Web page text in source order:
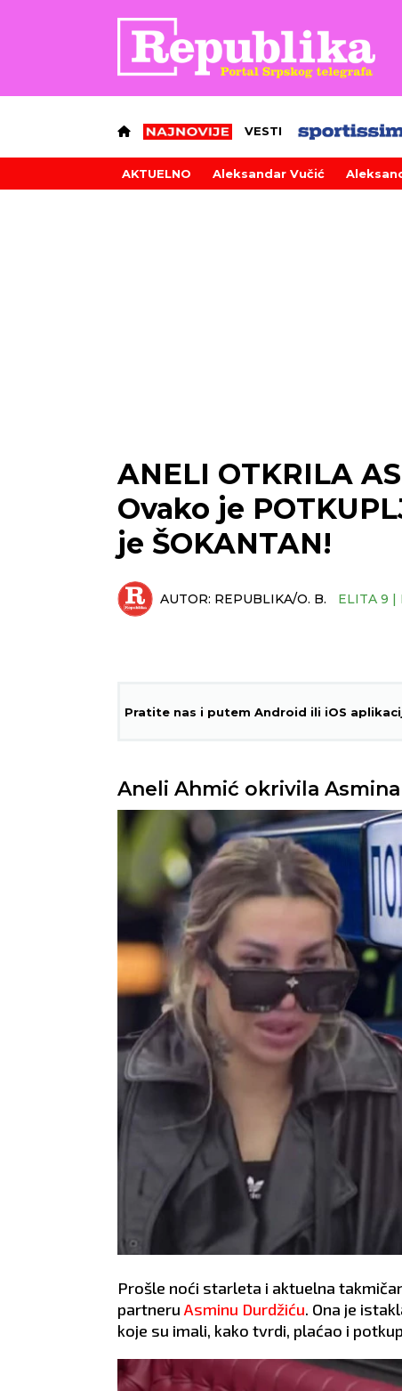
VESTI
AKTUELNO Aleksandar Vučić
ANELI OTKRILA
Ovako je
je ŠOKANTAN!
AUTOR: REPUBLIKA/O. B. ELITA 9 |
Pratite nas i putem Android ili iOS
Aneli Ahmić okrivila
Prošle noći starleta i aktuelna
partneru Asminu Durdžiću. Ona je
koje su imali, kako tvrdi, plaćao i